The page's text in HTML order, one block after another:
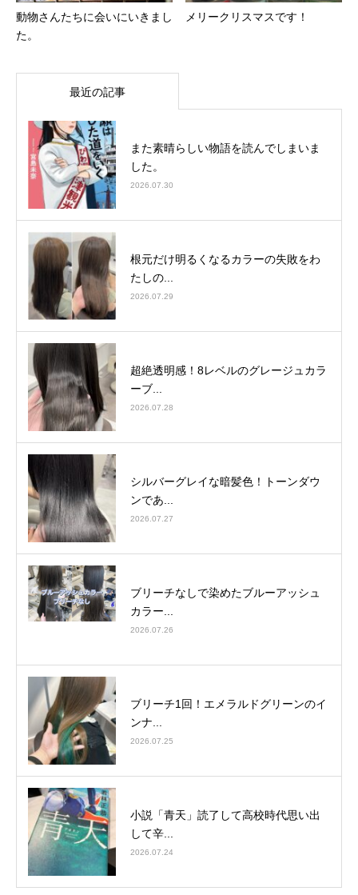
動物さんたちに会いにいきまし
た。
メリークリスマスです！
最近の記事
また素晴らしい物語を読んでしまいま
した。
2026.07.30
根元だけ明るくなるカラーの失敗をわ
たしの...
2026.07.29
超絶透明感！8レベルのグレージュカラ
ーブ...
2026.07.28
シルバーグレイな暗髪色！トーンダウ
ンであ...
2026.07.27
ブリーチなしで染めたブルーアッシュ
カラー...
2026.07.26
ブリーチ1回！エメラルドグリーンのイ
ンナ...
2026.07.25
小説「青天」読了して高校時代思い出
して辛...
2026.07.24